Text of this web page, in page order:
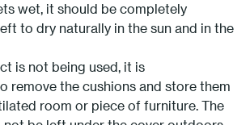
wet, it should be completely
to dry naturally in the sun and in the
is not being used, it is
remove the cushions and store them
room or piece of furniture. The